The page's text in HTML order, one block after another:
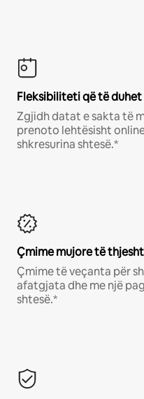
Fleksibiliteti që të duhet
Zgjidh datat e sakta të
prenoto lehtësisht
shkresurina shtesë.*
Çmime mujore të
Çmime të veçanta për
afatgjata dhe me një
shtesë.*